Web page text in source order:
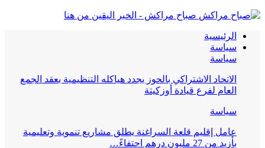
صباح مراكش - الخبر اليقين من هنا
الرئيسية
سياسة
سياسة
الاتحاد الاشتراكي بالحوز يجدد هياكله التنظيمية بعقد الجمع
العام لفرع قيادة أوزكيتة
سياسة
عامل إقليم قلعة السراغنة يطلق مشاريع تنموية وتعليمية
بأزيد من 27 مليون درهم احتفاءً…